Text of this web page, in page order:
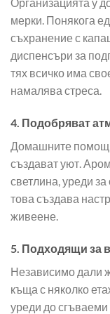
мерки. Понякога
съхранение с
диспенсъри за
тях всичко има
намалява стреса.
4. Подобряват
Домашните
създават уют.
светлина, уреди
това създава
живеене.
5. Подходящи за
Независимо дали
къща с няколко
уреди до